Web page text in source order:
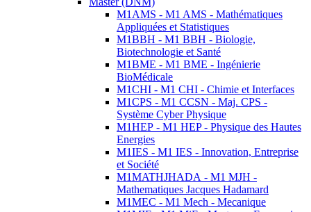
M1AMS - M1 AMS - Mathématiques
Appliquées et Statistiques
M1BBH - M1 BBH - Biologie,
Biotechnologie et Santé
M1BME - M1 BME - Ingénierie
BioMédicale
M1CHI - M1 CHI - Chimie et Interfaces
M1CPS - M1 CCSN - Maj. CPS -
Système Cyber Physique
M1HEP - M1 HEP - Physique des Hautes
Energies
M1IES - M1 IES - Innovation, Entreprise
et Société
M1MATHJHADA - M1 MJH -
Mathematiques Jacques Hadamard
M1MEC - M1 Mech - Mecanique